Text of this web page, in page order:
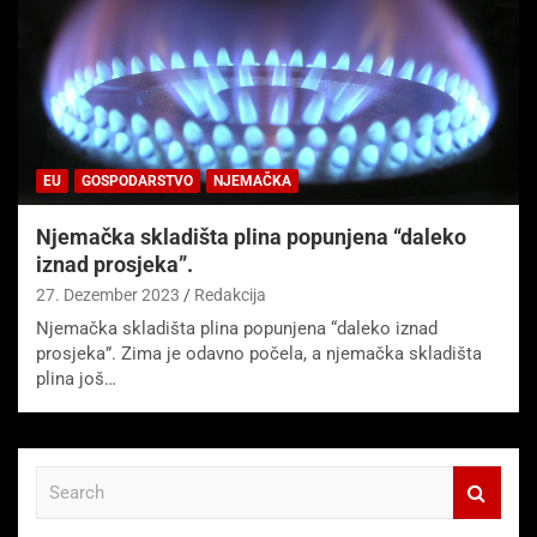
EU GOSPODARSTVO NJEMAČKA
Njemačka skladišta plina popunjena “daleko
iznad prosjeka”.
27. Dezember 2023 Redakcija
Njemačka skladišta plina popunjena “daleko iznad
prosjeka”. Zima je odavno počela, a njemačka skladišta
plina još…